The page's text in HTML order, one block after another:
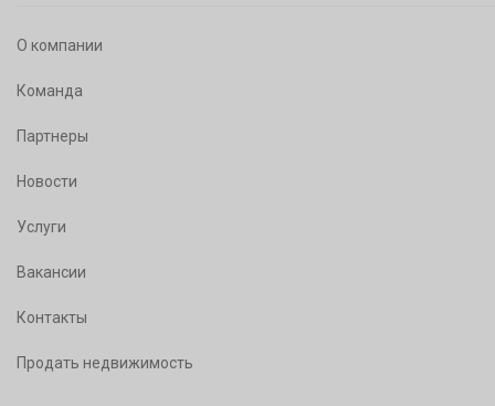
О компании
Команда
Партнеры
Новости
Услуги
Вакансии
Контакты
Продать недвижимость